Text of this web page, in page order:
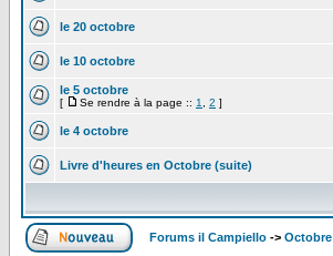
le 20 octobre
le 10 octobre
le 5 octobre
[ Se rendre à la page :: 1 2 ]
le 4 octobre
Livre d'heures en Octobre (suite)
Forums il Campiello -> Octobre